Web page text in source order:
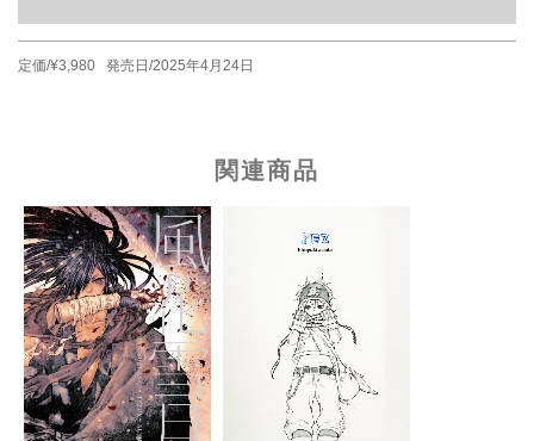
定価/¥3,980 発売日/2025年4月24日
関連商品